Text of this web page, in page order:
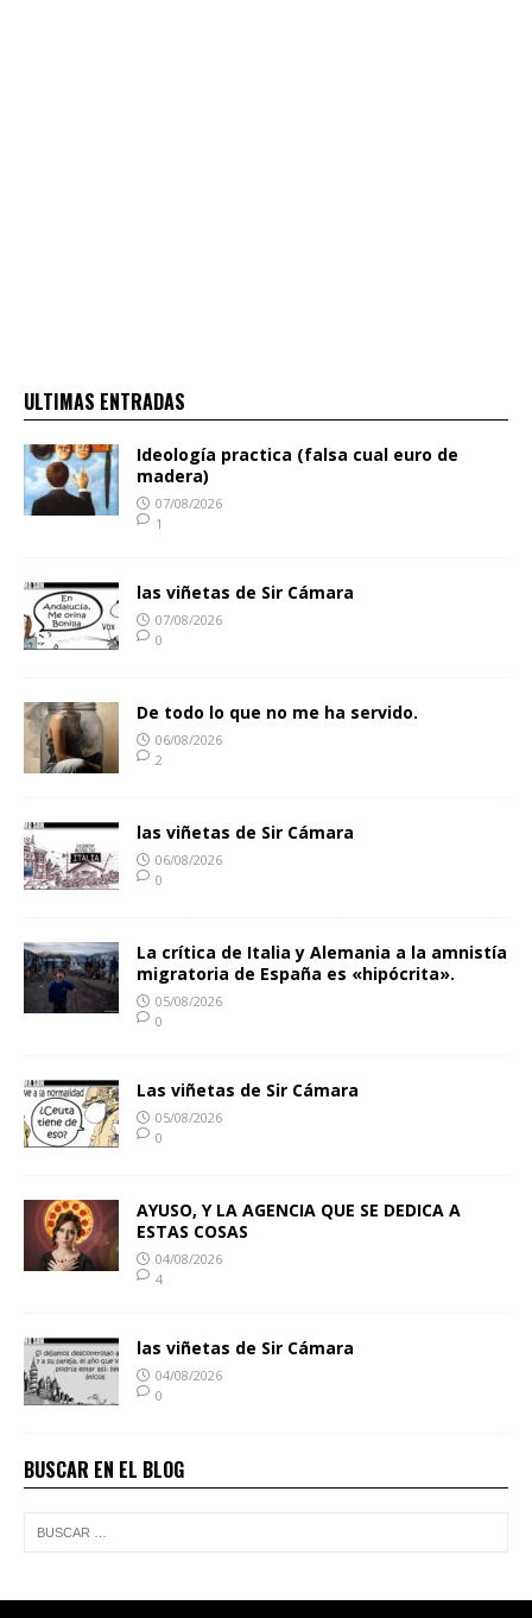
ULTIMAS ENTRADAS
Ideología practica (falsa cual euro de
madera)
07/08/2026
1
las viñetas de Sir Cámara
07/08/2026
0
De todo lo que no me ha servido.
06/08/2026
2
las viñetas de Sir Cámara
06/08/2026
0
La crítica de Italia y Alemania a la amnistía
migratoria de España es «hipócrita».
05/08/2026
0
Las viñetas de Sir Cámara
05/08/2026
0
AYUSO, Y LA AGENCIA QUE SE DEDICA A
ESTAS COSAS
04/08/2026
4
las viñetas de Sir Cámara
04/08/2026
0
BUSCAR EN EL BLOG